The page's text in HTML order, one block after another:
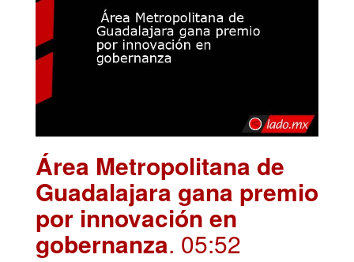
Área Metropolitana de
Guadalajara gana premio
por innovación en
gobernanza. 05:52